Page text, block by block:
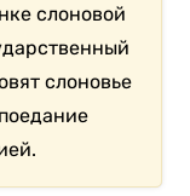
слоновой
слоновье